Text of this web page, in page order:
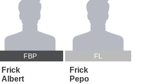
FBP
Frick
Albert
FL
Frick
Pepo